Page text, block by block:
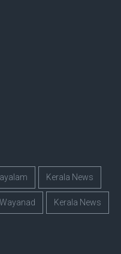
Kerala News
Wayanad Kerala News